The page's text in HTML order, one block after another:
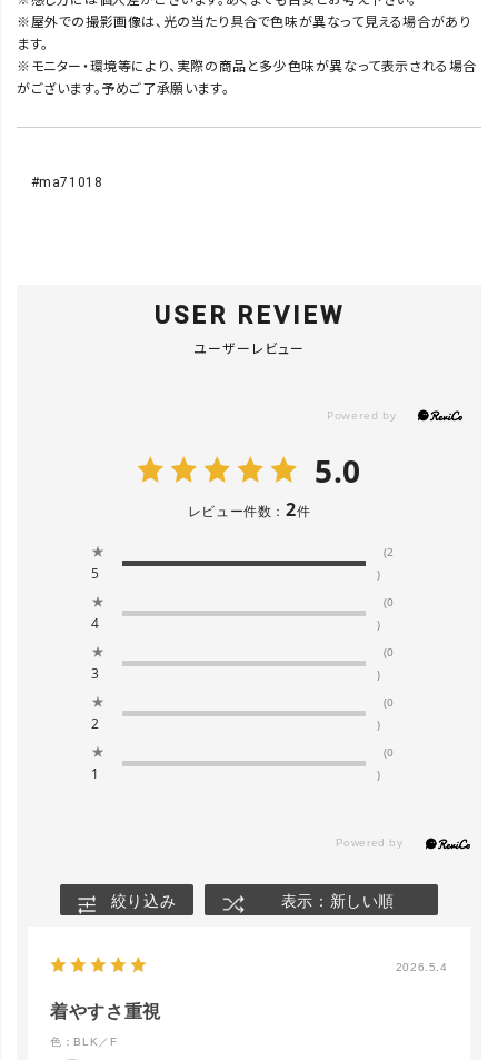
※屋外での撮影画像は、光の当たり具合で色味が異なって見える場合があり
ます。
※モニター・環境等により、実際の商品と多少色味が異なって表示される場合
がございます。予めご了承願います。
#ma71018
USER REVIEW
ユーザーレビュー
5.0
レビュー件数： 2件
★
5
(2
)
★
4
(0
)
★
3
(0
)
★
2
(0
)
★
1
(0
)
絞り込み 表示：新しい順
2026.5.4
着やすさ重視
色：BLK／F